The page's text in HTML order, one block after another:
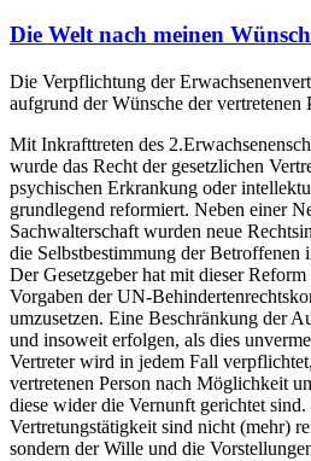
Die Welt nach meinen
Die Verpflichtung der
aufgrund der Wünsche der vertretenen
Mit Inkrafttreten des
wurde das Recht der gesetzlichen
psychischen Erkrankung oder
grundlegend reformiert. Neben einer
Sachwalterschaft wurden neue
die Selbstbestimmung der Betroffenen
Der Gesetzgeber hat mit dieser
Vorgaben der UN-
umzusetzen. Eine Beschränkung der
und insoweit erfolgen, als dies
Vertreter wird in jedem Fall
vertretenen Person nach Möglichkeit
diese wider die Vernunft gerichtet
Vertretungstätigkeit sind nicht (mehr)
sondern der Wille und die